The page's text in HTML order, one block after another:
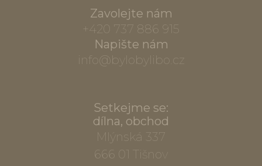
Zavolejte nám
+420 737 886 915
Napište nám
info@bylobylibo.cz
Setkejme se:
dílna, obchod
Mlýnská 337
666 01 Tišnov